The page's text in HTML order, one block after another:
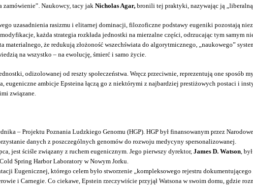
Naukowcy, tacy jak Nicholas Agar, bronili tej praktyki, nazywając ją „liberalną
uzasadnienia rasizmu i elitarnej dominacji, filozoficzne podstawy eugeniki pozostają
każda strategia rozkłada jednostki na mierzalne części, odrzucając tym samym
że redukują złożoność wszechświata do algorytmicznego, „naukowego”
na wszystko – na ewolucję, śmierć i samo życie.
odizolowanej od reszty społeczeństwa. Wręcz przeciwnie, reprezentują one sposób
ambicje Epsteina łączą go z niektórymi z najbardziej prestiżowych postaci i
związane.
– Projektu Poznania Ludzkiego Genomu (HGP). HGP był finansowanym przez
danych z poszczególnych genomów do rozwoju medycyny spersonalizowanej.
jest ściśle związany z ruchem eugenicznym. Jego pierwszy dyrektor, James D. Watson ,
Spring Harbor Laboratory w Nowym Jorku.
Eugenicznej, którego celem było stworzenie „kompleksowego rejestru
i Carnegie. Co ciekawe, Epstein rzeczywiście przyjął Watsona w swoim domu, gdzie